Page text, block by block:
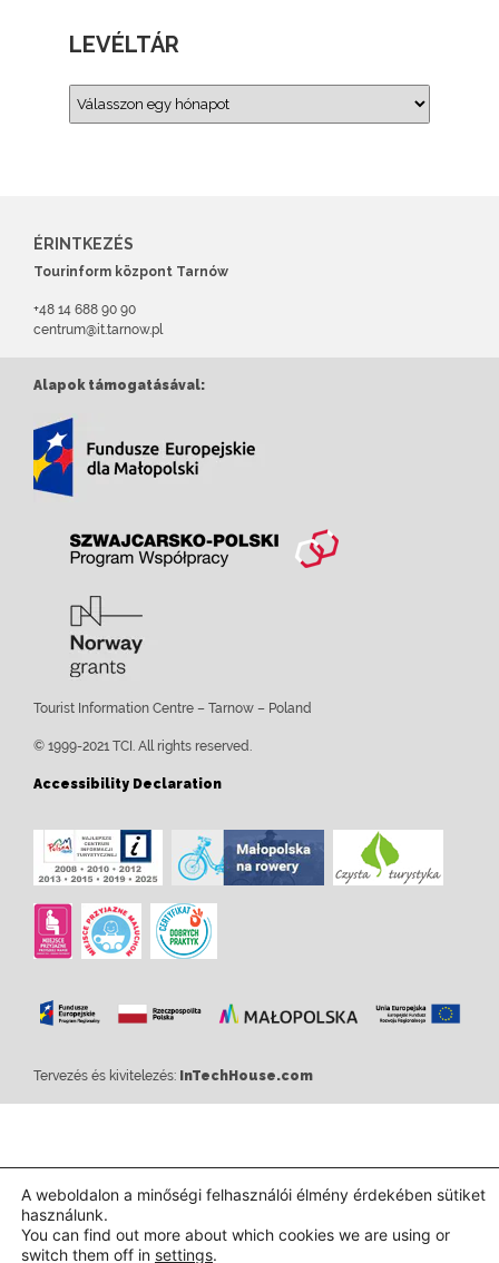
LEVÉLTÁR
ÉRINTKEZÉS
Tourinform központ Tarnów
+48 14 688 90 90
centrum@it.tarnow.pl
Alapok támogatásával:
Tourist Information Centre – Tarnow – Poland
© 1999-2021 TCI. All rights reserved.
Accessibility Declaration
Tervezés és kivitelezés: InTechHouse.com
A weboldalon a minőségi felhasználói élmény érdekében sütiket
használunk.
You can find out more about which cookies we are using or
switch them off in settings.